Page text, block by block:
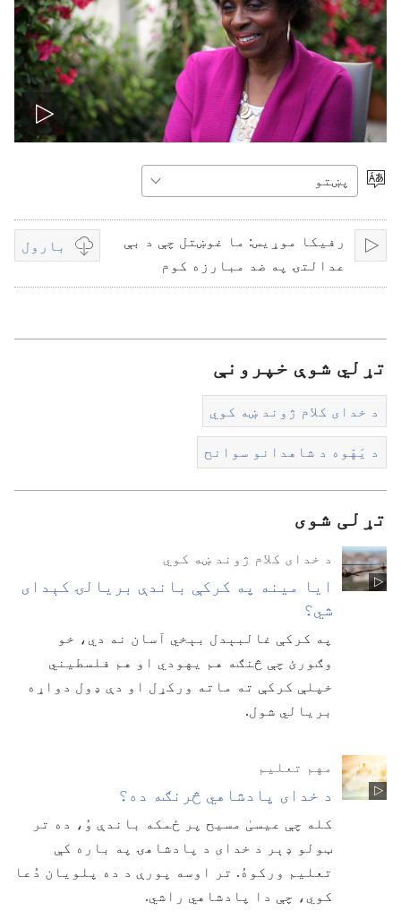
ویډیو
کړئ
ژبه
کړئ
رفیکا موړیس: ما غوښتل چې د بې
عدالتۍ په ضد مبارزه کوم
بارول
Video
تړلي شوې خپرونې
د خدای کلام ژوند ښه کوي
د یَهّوه د شاهدانو سوانح
تړلی شوی
د خدای کلام ژوند ښه کوي
ایا مینه په کرکې باندې بریالۍ کېدای
شي؟‏
په کرکې غالبېدل بېخي آسان نه دي،‏ خو
وګورئ چې څنګه هم یهودي او هم فلسطیني
خپلې کرکې ته ماته ورکړل او دې ډول دواړه
بریالي شول.‏
مهم تعلیم
د خدای پادشاهي څرنګه ده؟‏
کله چې عیسیٰ مسیح پر ځمکه باندې وُ،‏ ده تر
ټولو ډېر د خدای د پادشاهۍ په باره کې
تعلیم ورکوهُ.‏ تر اوسه پورې د ده پلویان دُعا
کوي،‏ چې دا پادشاهي راشي.‏